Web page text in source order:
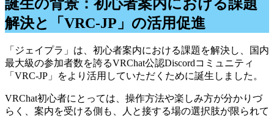
誕生の背景：初心者案内における課題
解決と「VRC-JP」の活用促進
「ジェイプラ」は、初心者案内における課題を解決し、国内
最大級の参加者数を誇るVRChat公認Discordコミュニティ
「VRC-JP」をより活用していただくために誕生しました。
VRChat初心者にとっては、操作方法や楽しみ方が分かりづ
らく、案内を受ける側も、人と接する場の選択肢が限られて